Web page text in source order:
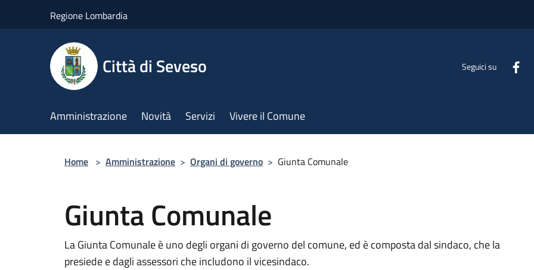
Regione Lombardia
Città di Seveso Seguici su
Amministrazione Novità Servizi Vivere il Comune
Home > Amministrazione > Organi di governo > Giunta Comunale
Giunta Comunale
La Giunta Comunale è uno degli organi di governo del comune, ed è composta dal sindaco, che la
presiede e dagli assessori che includono il vicesindaco.